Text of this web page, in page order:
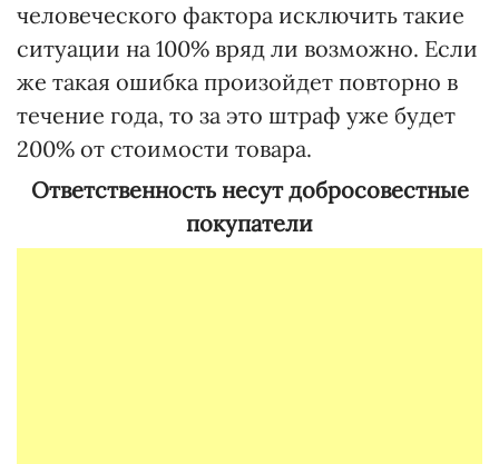
человеческого фактора исключить такие
ситуации на 100% вряд ли возможно. Если
же такая ошибка произойдет повторно в
течение года, то за это штраф уже будет
200% от стоимости товара.
Ответственность несут добросовестные
покупатели